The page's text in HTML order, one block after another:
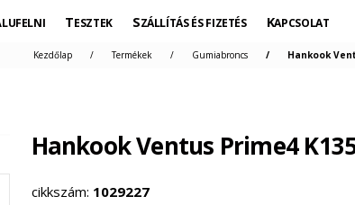
ALUFELNI TESZTEK SZÁLLÍTÁS ÉS FIZETÉS KAPCSOLAT
Kezdőlap Termékek Gumiabroncs Hankook
Hankook Ventus Prime4
cikkszám: 1029227